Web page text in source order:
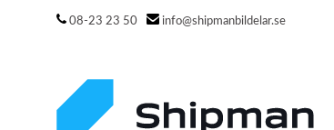
08-23 23 50 info@shipmanbildelar.se